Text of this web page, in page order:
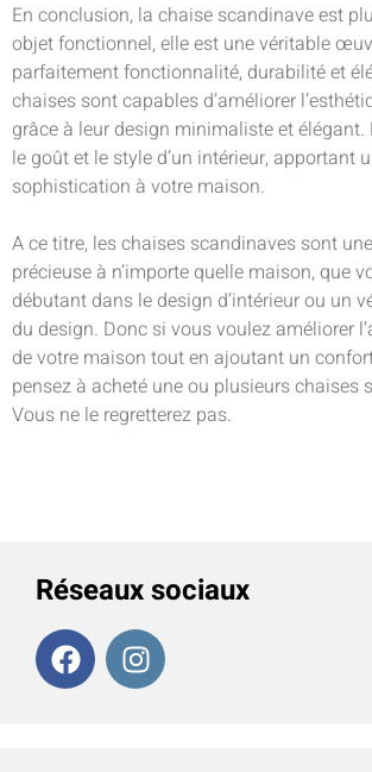
En conclusion, la chaise scandinave est
objet fonctionnel, elle est une véritable
parfaitement fonctionnalité, durabilité et
chaises sont capables d’améliorer
grâce à leur design minimaliste et élégant.
le goût et le style d’un intérieur, apportant
sophistication à votre maison.
A ce titre, les chaises scandinaves sont
précieuse à n’importe quelle maison, que
débutant dans le design d’intérieur ou un
du design. Donc si vous voulez améliorer
de votre maison tout en ajoutant un
pensez à acheté une ou plusieurs chaises
Vous ne le regretterez pas.
Réseaux sociaux